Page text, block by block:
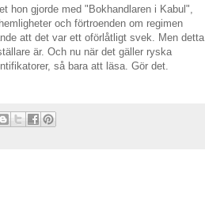
hon gjorde med "Bokhandlaren i Kabul",
och förtroenden om regimen
att det var ett oförlåtligt svek. Men detta
är. Och nu när det gäller ryska
så bara att läsa. Gör det.